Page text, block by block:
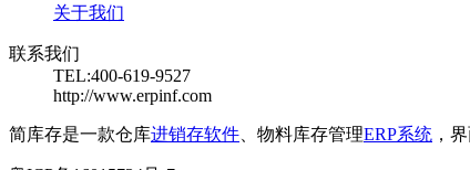
关于我们
联系我们
TEL:400-619-9527
http://www.erpinf.com
简库存是一款仓库进销存软件 、物料库存管理ERP系统 ，